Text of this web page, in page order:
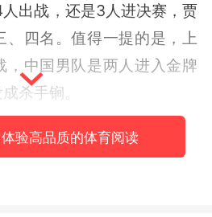
出战，还是3人进决赛，贾
、四名。值得一提的是，上
，中国男队是两人进入金牌
杀手锏。
惑，2010年冬奥四人跻
李妮娜和郭心心收获二、三
验高品质的体育阅读